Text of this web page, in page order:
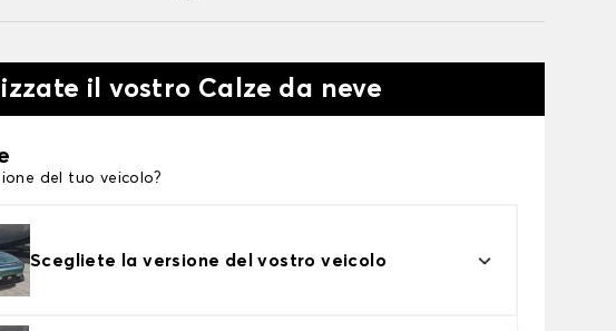
il vostro Calze da neve
del tuo veicolo?
Scegliete la versione del vostro veicolo